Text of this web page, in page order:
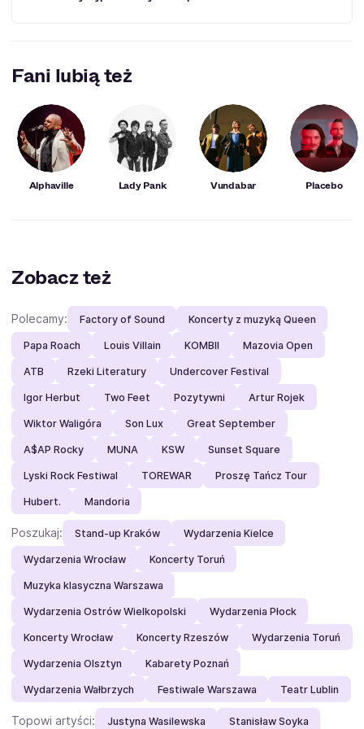
uznanie zasługują m.in.: „Carousel”, „Mayday”, „Join the
Club”, „Go Away”, „Leave” czy też „Alive”.
Fani lubią też
Alphaville Lady Pank Vundabar Placebo
Zobacz też
Polecamy: Factory of Sound Koncerty z muzyką Queen
Papa Roach Louis Villain KOMBII Mazovia Open
ATB Rzeki Literatury Undercover Festival
Igor Herbut Two Feet Pozytywni Artur Rojek
Wiktor Waligóra Son Lux Great September
A$AP Rocky MUNA KSW Sunset Square
Lyski Rock Festiwal TOREWAR Proszę Tańcz Tour
Hubert. Mandoria
Poszukaj: Stand-up Kraków Wydarzenia Kielce
Wydarzenia Wrocław Koncerty Toruń
Muzyka klasyczna Warszawa
Wydarzenia Ostrów Wielkopolski Wydarzenia Płock
Koncerty Wrocław Koncerty Rzeszów Wydarzenia Toruń
Wydarzenia Olsztyn Kabarety Poznań
Wydarzenia Wałbrzych Festiwale Warszawa Teatr Lublin
Topowi artyści: Justyna Wasilewska Stanisław Soyka